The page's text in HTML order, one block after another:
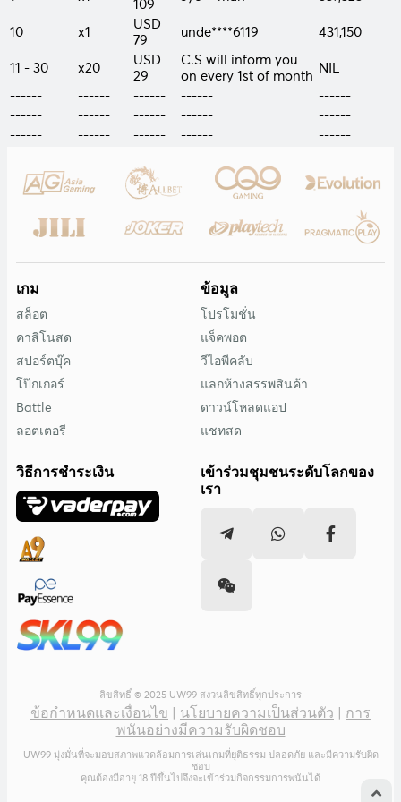
109
10 x1
USD
79
unde****6119 431,150
11 - 30 x20
USD
29
C.S will inform you
on every 1st of month
NIL
------ ------ ------ ------
------
------
------ ------ ------
------
------
------ ------ ------ ------
เกม
สล็อต
คาสิโนสด
สปอร์ตบุ๊ค
โป๊กเกอร์
Battle
ลอตเตอรี
ข้อมูล
โปรโมชั่น
แจ็คพอต
วีไอพีคลับ
แลกห้างสรรพสินค้า
ดาวน์โหลดแอป
แชทสด
วิธีการชำระเงิน
เข้าร่วมชุมชนระดับโลกของ
เรา
ลิขสิทธิ์ © 2025 UW99 สงวนลิขสิทธิ์ทุกประการ
ข้อกำหนดและเงื่อนไข นโยบายความเป็นส่วนตัว
การ
พนันอย่างมีความรับผิดชอบ
UW99 มุ่งมั่นที่จะมอบสภาพแวดล้อมการเล่นเกมที่ยุติธรรม ปลอดภัย และมีความรับผิด
ชอบ
คุณต้องมีอายุ 18 ปีขึ้นไปจึงจะเข้าร่วมกิจกรรมการพนันได้